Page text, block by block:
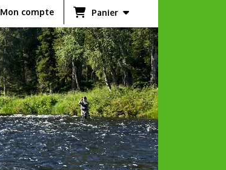
Mon compte Panier